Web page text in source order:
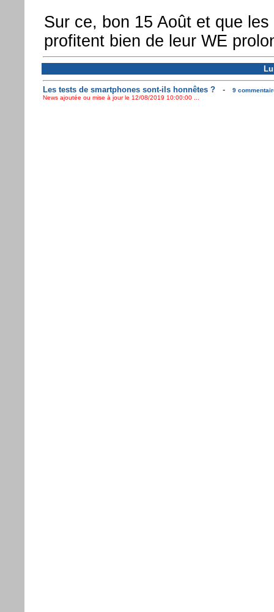
Sur ce, bon 15 Août et que
profitent bien de leur WE
Les tests de smartphones sont-ils honnêtes ?-
9
News ajoutée ou mise à jour le 12/08/2019 10:00:00 ...